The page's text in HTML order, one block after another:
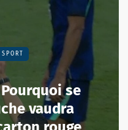
SPORT
se
vaudra